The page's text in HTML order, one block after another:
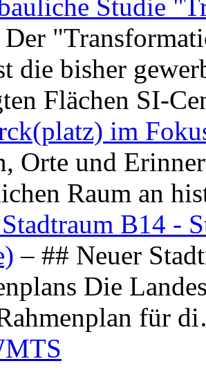
Studie
die bisher
Flächen SI-
im
Orte und
Raum an
B14 -
– ## Neuer
Die
für